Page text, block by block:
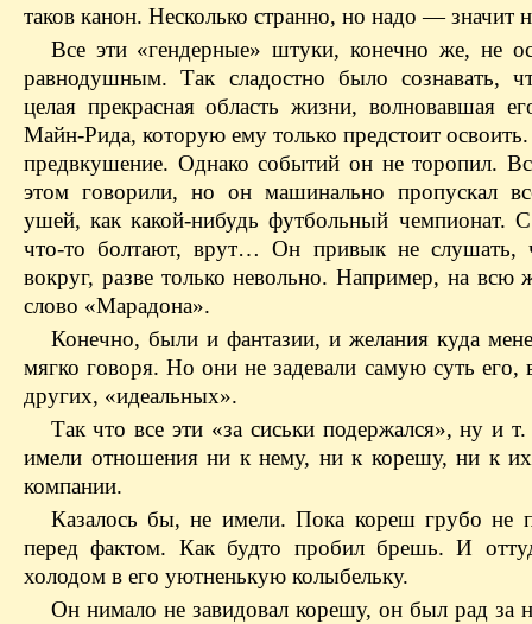
таков канон. Несколько странно, но надо — значит
Все эти «гендерные» штуки, конечно же, не
равнодушным. Так сладостно было сознавать,
целая прекрасная область жизни, волновавшая
Майн-Рида, которую ему только предстоит
предвкушение. Однако событий он не торопил.
этом говорили, но он машинально пропускал
ушей, как какой-нибудь футбольный чемпионат. С
что-то болтают, врут… Он привык не слушать,
вокруг, разве только невольно. Например, на всю
слово «Марадона».
Конечно, были и фантазии, и желания куда
мягко говоря. Но они не задевали самую суть его,
других, «идеальных».
Так что все эти «за сиськи подержался», ну и
имели отношения ни к нему, ни к корешу, ни к
компании.
Казалось бы, не имели. Пока кореш грубо не
перед фактом. Как будто пробил брешь. И
холодом в его уютненькую колыбельку.
Он нимало не завидовал корешу, он был рад за